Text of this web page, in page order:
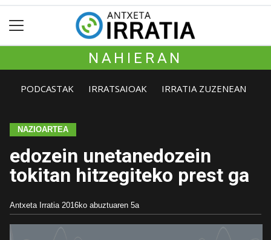
NAHIERAN
PODCASTAK IRRATSAIOAK IRRATIA ZUZENEAN
NAZIOARTEA
edozein unetanedozein
tokitan hitzegiteko prest ga
Antxeta Irratia 2016ko abuztuaren 5a